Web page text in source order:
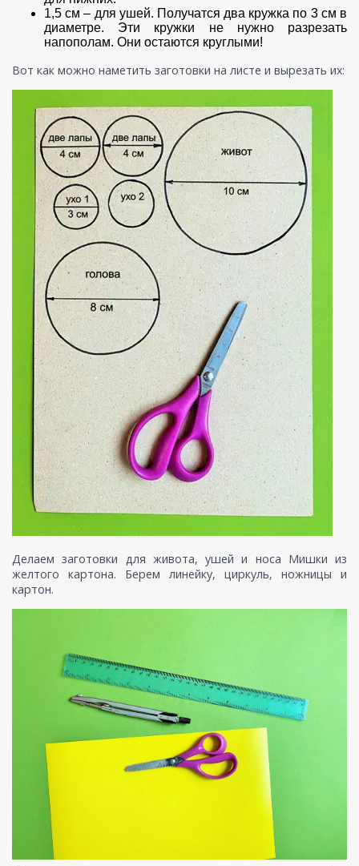
1,5 см – для ушей. Получатся два кружка по 3 см в
диаметре. Эти кружки не нужно разрезать
напополам. Они остаются круглыми!
Вот как можно наметить заготовки на листе и вырезать их:
Делаем заготовки для живота, ушей и носа Мишки из
желтого картона. Берем линейку, циркуль, ножницы и
картон.